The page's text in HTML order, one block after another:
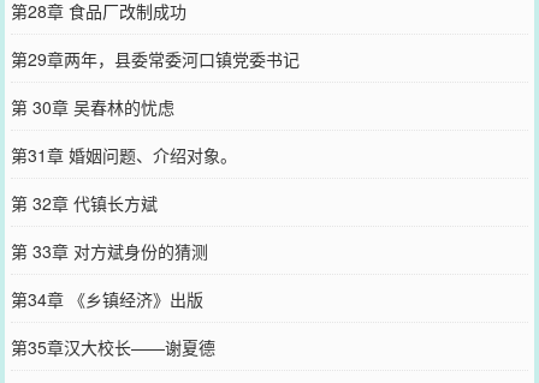
第28章 食品厂改制成功
第29章两年，县委常委河口镇党委书记
第 30章 吴春林的忧虑
第31章 婚姻问题、介绍对象。
第 32章 代镇长方斌
第 33章 对方斌身份的猜测
第34章 《乡镇经济》出版
第35章汉大校长——谢夏德